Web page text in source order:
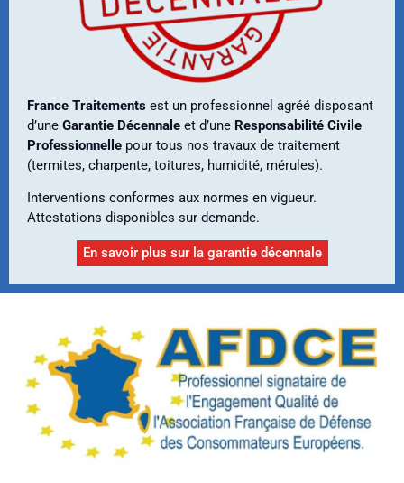
France Traitements est un professionnel agréé disposant
d’une Garantie Décennale et d’une Responsabilité Civile
Professionnelle pour tous nos travaux de traitement
(termites, charpente, toitures, humidité, mérules).
Interventions conformes aux normes en vigueur.
Attestations disponibles sur demande.
En savoir plus sur la garantie décennale